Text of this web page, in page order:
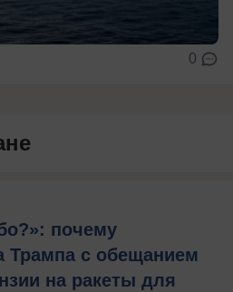
0
почему
Трампа с обещанием
на ракеты для